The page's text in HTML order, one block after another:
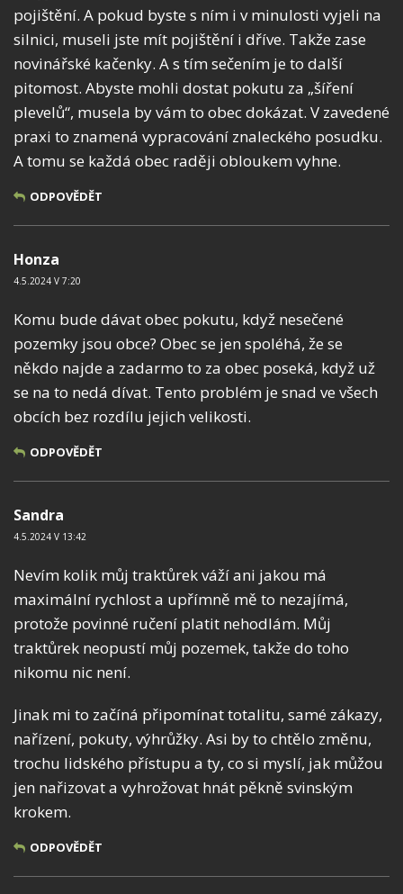
pojištění. A pokud byste s ním i v minulosti vyjeli na
silnici, museli jste mít pojištění i dříve. Takže zase
novinářské kačenky. A s tím sečením je to další
pitomost. Abyste mohli dostat pokutu za „šíření
plevelů“, musela by vám to obec dokázat. V zavedené
praxi to znamená vypracování znaleckého posudku.
A tomu se každá obec raději obloukem vyhne.
ODPOVĚDĚT
Honza
4.5.2024 V 7:20
Komu bude dávat obec pokutu, když nesečené
pozemky jsou obce? Obec se jen spoléhá, že se
někdo najde a zadarmo to za obec poseká, když už
se na to nedá dívat. Tento problém je snad ve všech
obcích bez rozdílu jejich velikosti.
ODPOVĚDĚT
Sandra
4.5.2024 V 13:42
Nevím kolik můj traktůrek váží ani jakou má
maximální rychlost a upřímně mě to nezajímá,
protože povinné ručení platit nehodlám. Můj
traktůrek neopustí můj pozemek, takže do toho
nikomu nic není.
Jinak mi to začíná připomínat totalitu, samé zákazy,
nařízení, pokuty, výhrůžky. Asi by to chtělo změnu,
trochu lidského přístupu a ty, co si myslí, jak můžou
jen nařizovat a vyhrožovat hnát pěkně svinským
krokem.
ODPOVĚDĚT